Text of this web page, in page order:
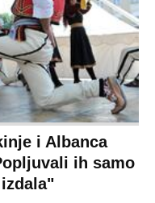
i Albanca
ih samo